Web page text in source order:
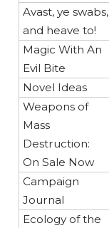
Avast, ye swabs,
and heave to!
Magic With An
Evil Bite
Novel Ideas
Weapons of
Mass
Destruction:
On Sale Now
Campaign
Journal
Ecology of the